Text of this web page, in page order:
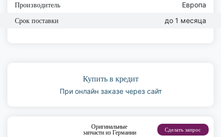
Производитель Европа
Срок поставки до 1 месяца
Купить в кредит
При онлайн заказе через сайт
Оригинальные
запчасти из Германии
Сделать запрос